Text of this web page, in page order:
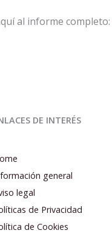
al informe completo:
DE INTERÉS
general
legal
de Privacidad
de Cookies